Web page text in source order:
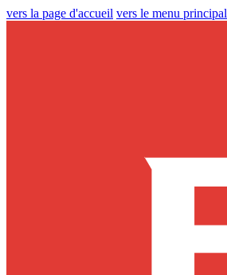
vers la page d'accueil vers le menu principal